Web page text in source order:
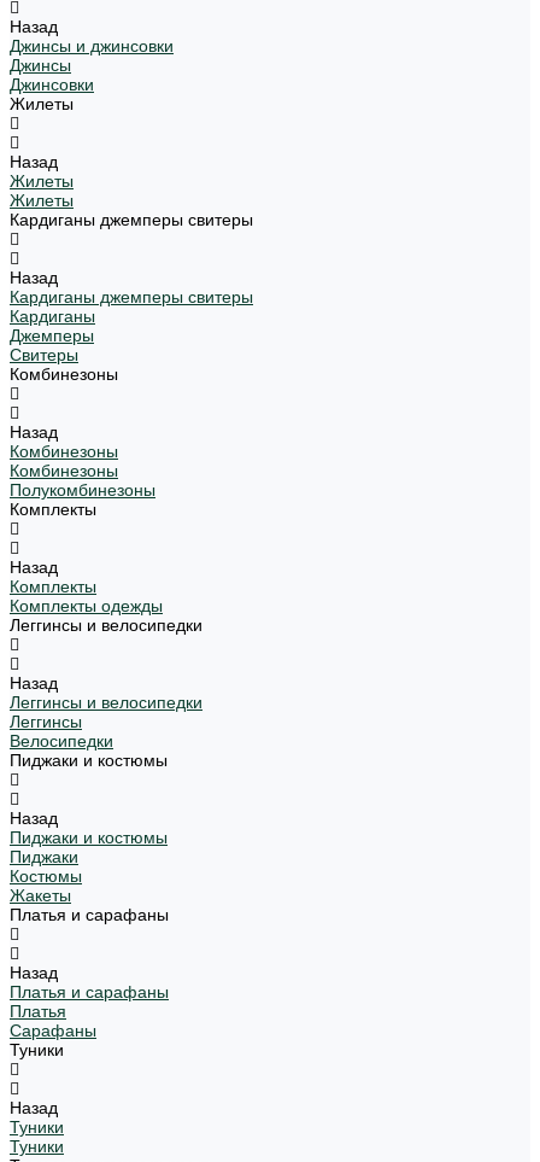
Назад
Джинсы и джинсовки
Джинсы
Джинсовки
Жилеты
Назад
Жилеты
Жилеты
Кардиганы джемперы свитеры
Назад
Кардиганы джемперы свитеры
Кардиганы
Джемперы
Свитеры
Комбинезоны
Назад
Комбинезоны
Комбинезоны
Полукомбинезоны
Комплекты
Назад
Комплекты
Комплекты одежды
Леггинсы и велосипедки
Назад
Леггинсы и велосипедки
Леггинсы
Велосипедки
Пиджаки и костюмы
Назад
Пиджаки и костюмы
Пиджаки
Костюмы
Жакеты
Платья и сарафаны
Назад
Платья и сарафаны
Платья
Сарафаны
Туники
Назад
Туники
Туники